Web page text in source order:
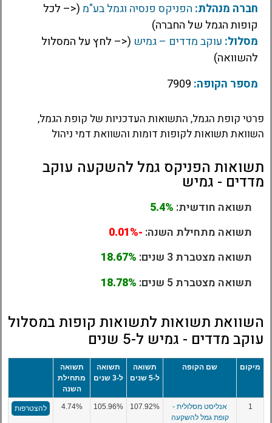
חברה מנהלת: הפניקס פנסיה וגמל בע"מ (<– לכל
קופות הגמל של החברה)
מסלול: עוקב מדדים – גמיש (<– לחץ על המסלול
להשוואה)
מספר הקופה:
פרטי קופת הגמל, התשואות העדכניות של קופת הגמל,
השוואת תשואות לקופות דומות והשוואת דמי ניהול
תשואות הפניקס גמל להשקעה עוקב
מדדים - גמיש
תשואה חודשית: 5.4%
תשואה מתחילת השנה: -0.01%
תשואה מצטברת 3 שנים:
18.67%
תשואה מצטברת 5 שנים:
18.78%
השוואת תשואות לתשואות קופות במסלול
עוקב מדדים - גמיש ל-5 שנים
מיקום שם הקופה
תשואה
ל-5 שנים
תשואה
ל-3 שנים
תשואה
מתחילת
השנה
1
אנליסט מסלולית -
קופת גמל להשקעה
107.92%
105.96%
4.74% להצטרפות